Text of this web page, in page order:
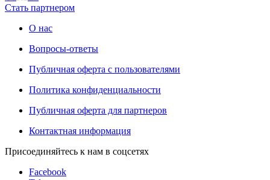
Стать партнером
О нас
Вопросы-ответы
Публичная оферта с пользователями
Политика конфиденциальности
Публичная оферта для партнеров
Контактная информация
Присоединяйтесь к нам в соцсетях
Facebook